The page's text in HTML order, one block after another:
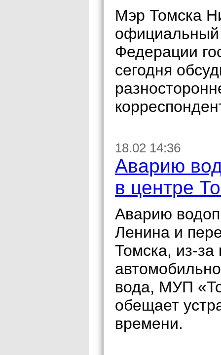
Мэр Томска
официальный
Федерации
сегодня
18.02 14:36
Аварию
в центре
Аварию
Ленина и
Томска, из-за
вода, МУП
обещает
времени.